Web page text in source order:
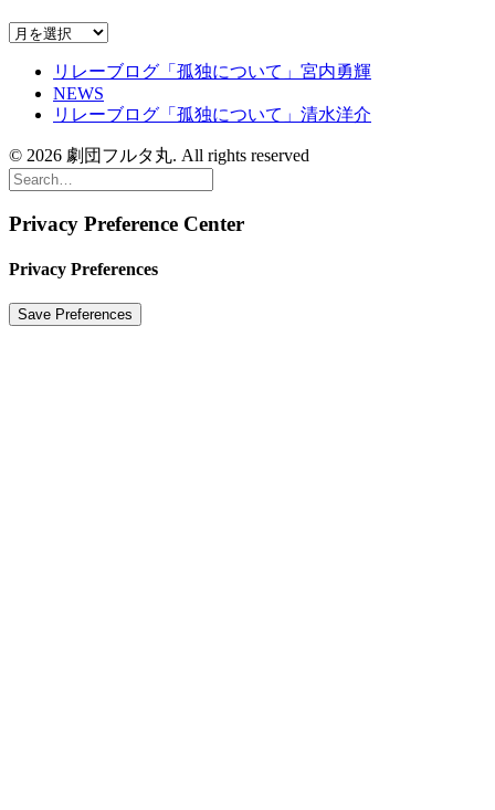
ア
リレーブログ「孤独について」宮内勇輝
NEWS
リレーブログ「孤独について」清水洋介
© 2026 劇団フルタ丸. All rights reserved
Privacy Preference Center
Privacy Preferences